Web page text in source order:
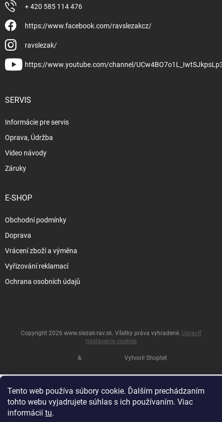
Tento web používa súbory cookie. Ďalším prechádzaním
tohto webu vyjadrujete súhlas s ich používaním. Viac
informácií tu.
+ 420 585 114 476
https://www.facebook.com/ravslezakcz/
ravslezak/
https://www.youtube.com/channel/
SERVIS
Informácie pre servis
Oprava, Údržba
Video návody
Záruky
E-SHOP
Obchodní podmínky
Doprava
Vrácení zboží a výměna
Vyřizování reklamací
Ochrana osobních údajů
& Vytvoril Shoptet
Copyright 2026 www.slezak-rav.sk. Všetky práva vyhradené. Upraviť
nastavenie cookies